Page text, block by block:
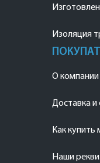
Изоляция
О компании
Доставка и
Как купить
Наши